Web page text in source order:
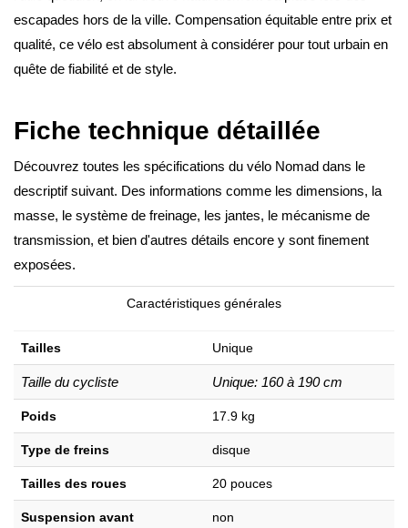
escapades hors de la ville. Compensation équitable entre prix et
qualité, ce vélo est absolument à considérer pour tout urbain en
quête de fiabilité et de style.
Fiche technique détaillée
Découvrez toutes les spécifications du vélo Nomad dans le
descriptif suivant. Des informations comme les dimensions, la
masse, le système de freinage, les jantes, le mécanisme de
transmission, et bien d'autres détails encore y sont finement
exposées.
Caractéristiques générales
Tailles Unique
Taille du cycliste Unique: 160 à 190 cm
Poids 17.9 kg
Type de freins disque
Tailles des roues 20 pouces
Suspension avant non